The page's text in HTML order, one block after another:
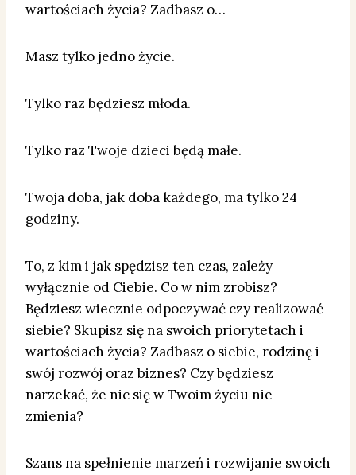
wartościach życia? Zadbasz o…
Masz tylko jedno życie.
Tylko raz będziesz młoda.
Tylko raz Twoje dzieci będą małe.
Twoja doba, jak doba każdego, ma tylko 24
godziny.
To, z kim i jak spędzisz ten czas, zależy
wyłącznie od Ciebie. Co w nim zrobisz?
Będziesz wiecznie odpoczywać czy realizować
siebie? Skupisz się na swoich priorytetach i
wartościach życia? Zadbasz o siebie, rodzinę i
swój rozwój oraz biznes? Czy będziesz
narzekać, że nic się w Twoim życiu nie
zmienia?
Szans na spełnienie marzeń i rozwijanie swoich